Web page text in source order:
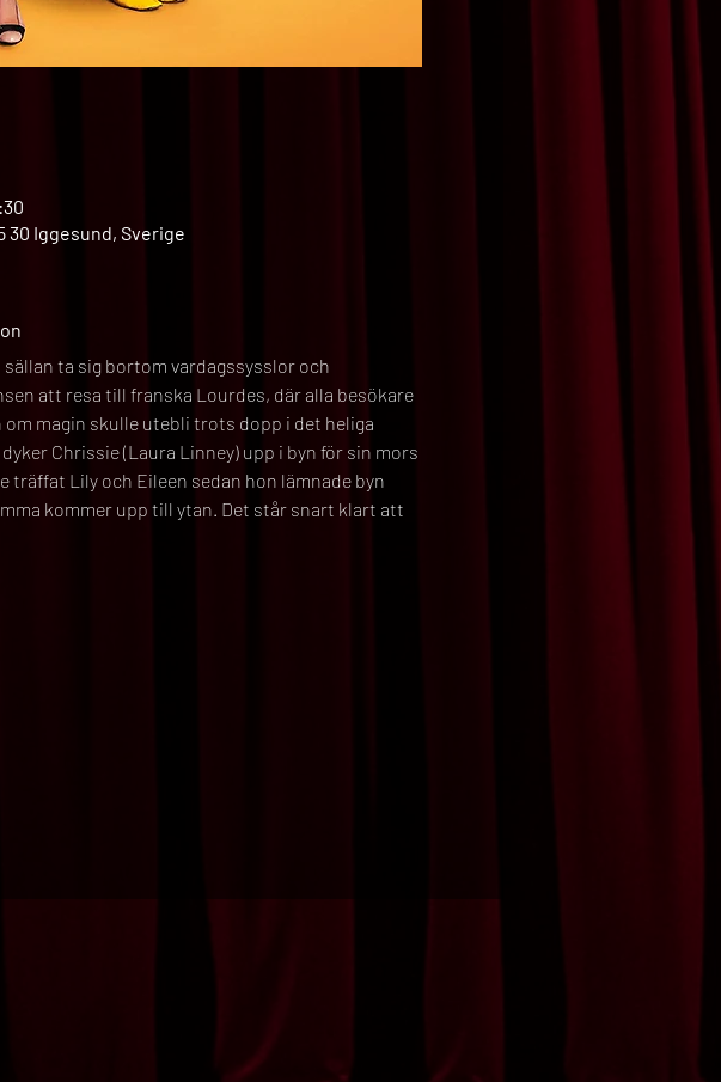
30 Iggesund, Sverige
sällan ta sig bortom vardagssysslor och
att resa till franska Lourdes, där alla besökare
magin skulle utebli trots dopp i det heliga
Chrissie (Laura Linney) upp i byn för sin mors
Lily och Eileen sedan hon lämnade byn
kommer upp till ytan. Det står snart klart att